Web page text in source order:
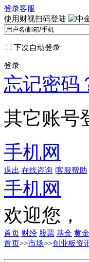
登录客服
使用财视扫码登陆
下次自动登录
登录
忘记密码
其它账号
手机网
退出 在线咨询 |客服帮助
手机网
欢迎您，
首页 财经 股票 基金 黄金
首页>>市场>>创业板资